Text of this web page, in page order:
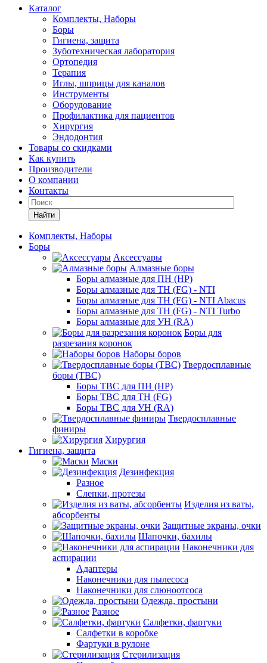
Каталог
Комплекты, Наборы
Боры
Гигиена, защита
Зуботехническая лаборатория
Ортопедия
Терапия
Иглы, шприцы для каналов
Инструменты
Оборудование
Профилактика для пациентов
Хирургия
Эндодонтия
Товары со скидками
Как купить
Производители
О компании
Контакты
Найти
Комплекты, Наборы
Боры
Аксессуары
Алмазные боры
Боры алмазные для ПН (HP)
Боры алмазные для ТН (FG) - NTI
Боры алмазные для ТН (FG) - NTI Abacus
Боры алмазные для ТН (FG) - NTI Turbo
Боры алмазные для УН (RA)
Боры для
разрезания коронок
Наборы боров
Твердосплавные
боры (ТВС)
Боры ТВС для ПН (HP)
Боры ТВС для ТН (FG)
Боры ТВС для УН (RA)
Твердосплавные
финиры
Хирургия
Гигиена, защита
Маски
Дезинфекция
Разное
Слепки, протезы
Изделия из ваты,
абсорбенты
Защитные экраны, очки
Шапочки, бахилы
Наконечники для
аспирации
Адаптеры
Наконечники для пылесоса
Наконечники для слюноотсоса
Одежда, простыни
Разное
Салфетки, фартуки
Салфетки в коробке
Фартуки в рулоне
Стерилизация